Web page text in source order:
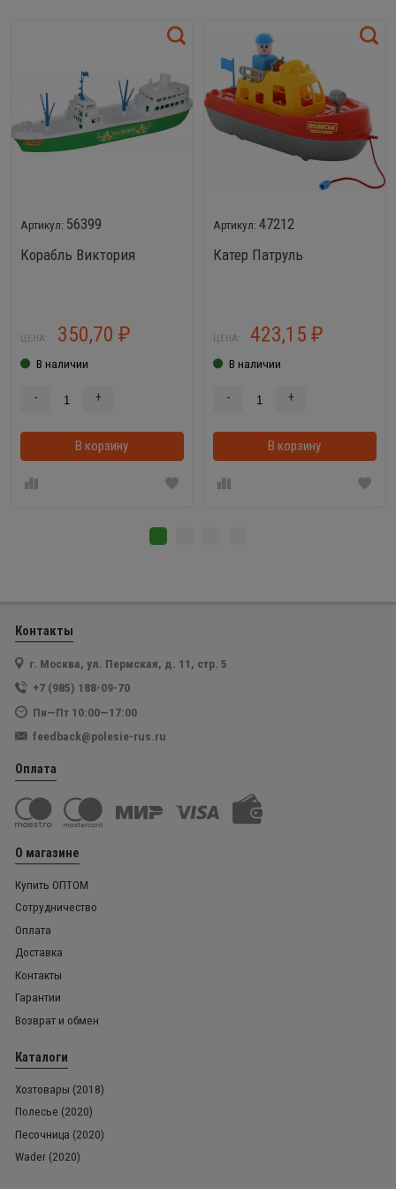
56399
Корабль Виктория
ЦЕНА: 350,70 ₽
В наличии
- +
В корзину В корзинке
47212
Катер Патруль
ЦЕНА: 423,15 ₽
В наличии
- +
В корзину
Контакты
г. Москва, ул. Пермская, д. 11, стр. 5
+7 (985) 188-09-70
Пн—Пт 10:00—17:00
feedback@polesie-rus.ru
Оплата
О магазине
Купить ОПТОМ
Сотрудничество
Оплата
Доставка
Контакты
Гарантии
Возврат и обмен
Каталоги
Хозтовары (2018)
Полесье (2020)
Песочница (2020)
Wader (2020)